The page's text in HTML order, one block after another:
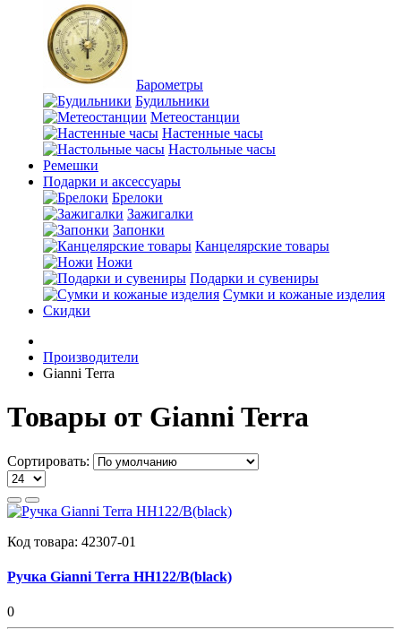
Барометры
Будильники
Метеостанции
Настенные часы
Настольные часы
Ремешки
Подарки и аксессуары
Брелоки
Зажигалки
Запонки
Канцелярские товары
Ножи
Подарки и сувениры
Сумки и кожаные изделия
Скидки
Производители
Gianni Terra
Товары от Gianni Terra
Сортировать:
Код товара: 42307-01
Ручка Gianni Terra HH122/B(black)
0